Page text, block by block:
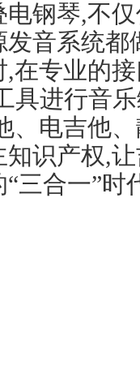
钢琴,不
发音系统
,在专业的
具进行音
、电吉他
知识产权,
三合一”时